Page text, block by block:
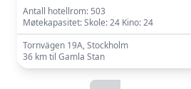
Antall hotellrom: 503
Møtekapasitet: Skole: 24 Kino: 24
Tornvägen 19A, Stockholm
36 km til Gamla Stan